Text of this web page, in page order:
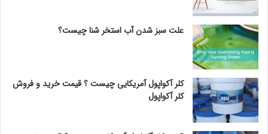
علت سبز شدن آب استخر شنا چیست؟
کلر آکواپول آمریکایی چیست ؟ قیمت خرید و فروش
کلر آکواپول